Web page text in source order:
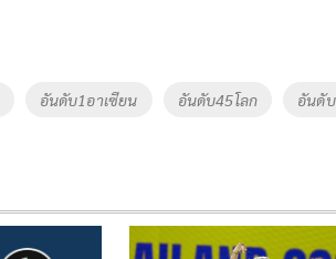
อันดับ1อาเซียน อันดับ45โลก อันดับ